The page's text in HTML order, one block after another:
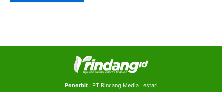
Penerbit: PT Rindang Media Lestari